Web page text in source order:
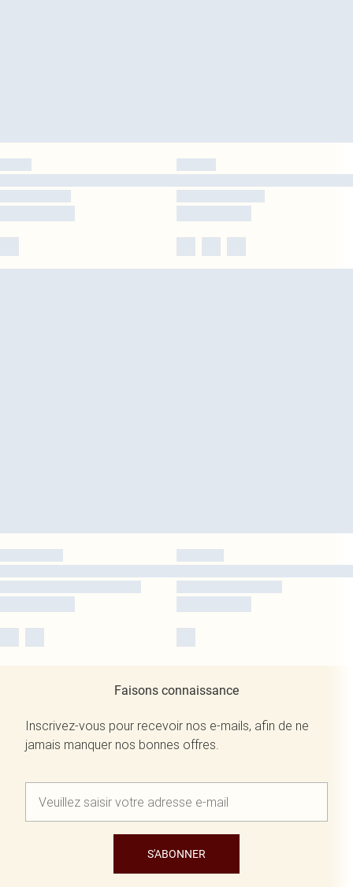
Faisons connaissance
Inscrivez-vous pour recevoir nos e-mails, afin de ne
jamais manquer nos bonnes offres.
S'ABONNER